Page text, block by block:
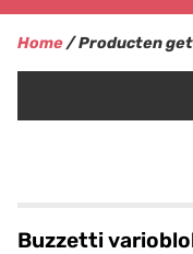
Home/ Producten
Buzzetti